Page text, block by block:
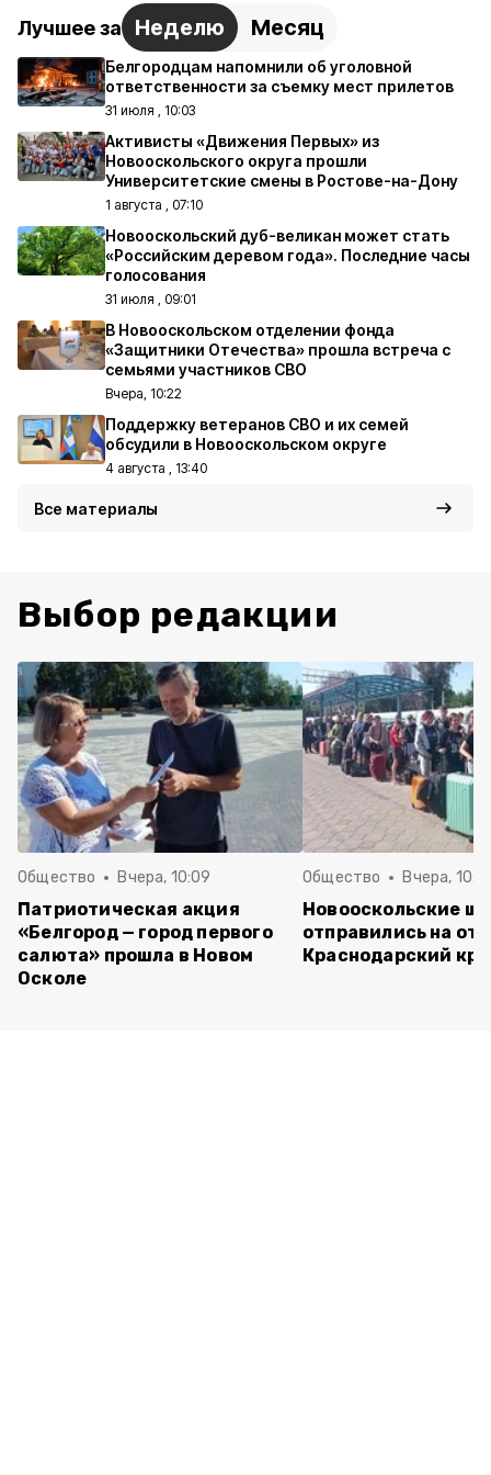
Лучшее за Неделю Месяц
Белгородцам напомнили об уголовной
ответственности за съемку мест прилетов
31 июля , 10:03
Активисты «Движения Первых» из
Новооскольского округа прошли
Университетские смены в Ростове-на-Дону
1 августа , 07:10
Новооскольский дуб-великан может стать
«Российским деревом года». Последние часы
голосования
31 июля , 09:01
В Новооскольском отделении фонда
«Защитники Отечества» прошла встреча с
семьями участников СВО
Вчера, 10:22
Поддержку ветеранов СВО и их семей
обсудили в Новооскольском округе
4 августа , 13:40
Все материалы
Выбор редакции
Общество Вчера, 10:09
Патриотическая акция
«Белгород — город первого
салюта» прошла в Новом
Осколе
Общество Вчера,
Новооскольские
отправились на
Краснодарский